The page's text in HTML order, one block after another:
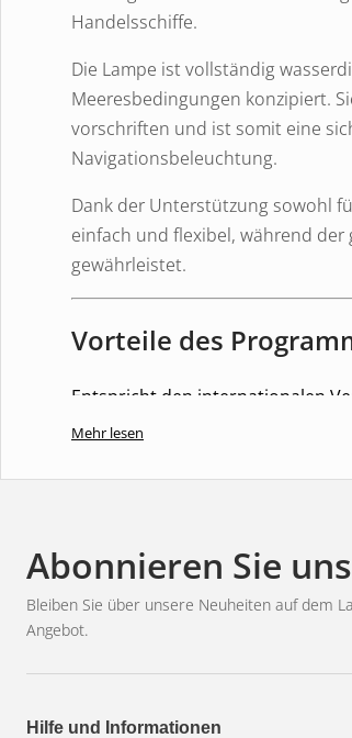
Handelsschiffe.
Die Lampe ist vollständig
Meeresbedingungen konzipiert.
vorschriften und ist somit eine
Navigationsbeleuchtung.
Dank der Unterstützung sowohl
einfach und flexibel, während
gewährleistet.
Vorteile des
Entspricht den internationalen
Vollständig tauchfähiges Design
Sonstige / wichtige
Mehr lesen
Abonnieren Sie
Bleiben Sie über unsere Neuheiten auf dem
Angebot.
Hilfe und Informationen